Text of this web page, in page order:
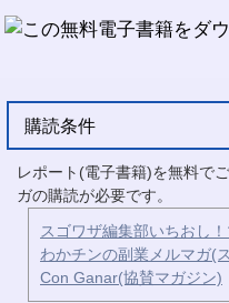
購読条件
レポート(電子書籍)を無料で
ガの購読が必要です。
スゴワザ編集部いちおし
わかチンの副業メルマガ(
Con Ganar(協賛マガジン)